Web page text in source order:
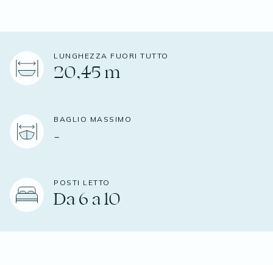
LUNGHEZZA FUORI TUTTO
20,45 m
BAGLIO MASSIMO
-
POSTI LETTO
Da 6 a 10